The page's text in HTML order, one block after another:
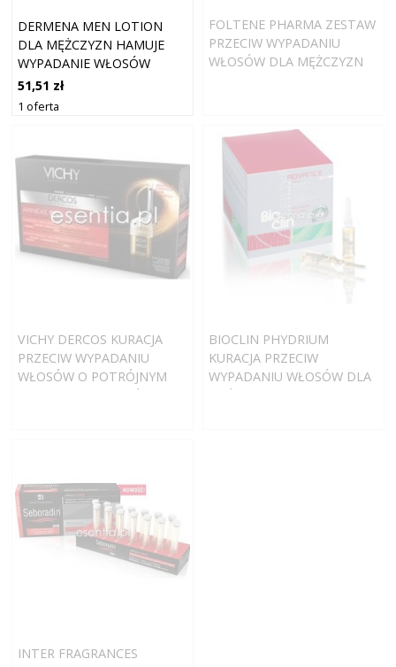
DERMENA MEN LOTION
DLA MĘŻCZYZN HAMUJE
WYPADANIE WŁOSÓW
150ML
51,51 zł
1 oferta
FOLTENE PHARMA ZESTAW
PRZECIW WYPADANIU
WŁOSÓW DLA MĘŻCZYZN
VICHY DERCOS KURACJA
PRZECIW WYPADANIU
WŁOSÓW O POTRÓJNYM
DZIAŁANIU DLA MĘŻCZYZN
BIOCLIN PHYDRIUM
KURACJA PRZECIW
WYPADANIU WŁOSÓW DLA
MĘŻCZYZN
INTER FRAGRANCES